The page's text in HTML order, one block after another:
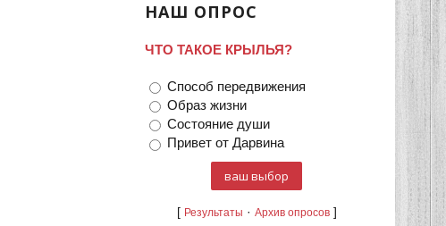
НАШ ОПРОС
ЧТО ТАКОЕ КРЫЛЬЯ?
Способ передвижения
Образ жизни
Состояние души
Привет от Дарвина
[ Результаты · Архив опросов]